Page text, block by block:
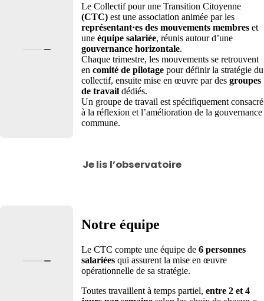
2020
Pacte
Législatives :
interpeller
ses
député·es
Le Collectif pour une Transition Citoyenne
(CTC) est une association animée par les
représentant·es des mouvements membres et
uneéquipe salariée, réunis autour d’une
gouvernance horizontale.
Chaque trimestre, les mouvements se retrouvent
encomité de pilotage pour définir la stratégie du
collectif, ensuite mise en œuvre par desgroupes
de travail dédiés.
Un groupe de travail est spécifiquement consacré
à la réflexion et l’amélioration de la gouvernance
commune.
Je lis l’observatoire
Notre équipe
Le CTC compte une équipe de6 personnes
salariées qui assurent la mise en œuvre
opérationnelle de sa stratégie.
Toutes travaillent à temps partiel, entre 2 et 4